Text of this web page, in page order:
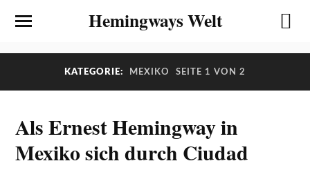
Hemingways Welt
KATEGORIE: MEXIKO SEITE 1 VON 2
Als Ernest Hemingway in
Mexiko sich durch Ciudad